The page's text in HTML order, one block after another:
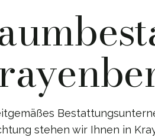
stehen wir Ihnen in